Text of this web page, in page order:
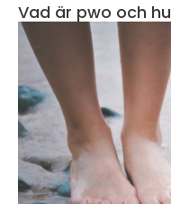
Vad är pwo och